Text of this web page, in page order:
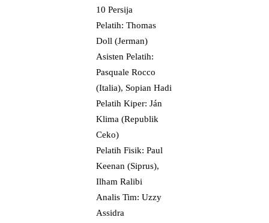
10 Persija
Pelatih: Thomas
Doll (Jerman)
Asisten Pelatih:
Pasquale Rocco
(Italia), Sopian Hadi
Pelatih Kiper: Ján
Klima (Republik
Ceko)
Pelatih Fisik: Paul
Keenan (Siprus),
Ilham Ralibi
Analis Tim: Uzzy
Assidra